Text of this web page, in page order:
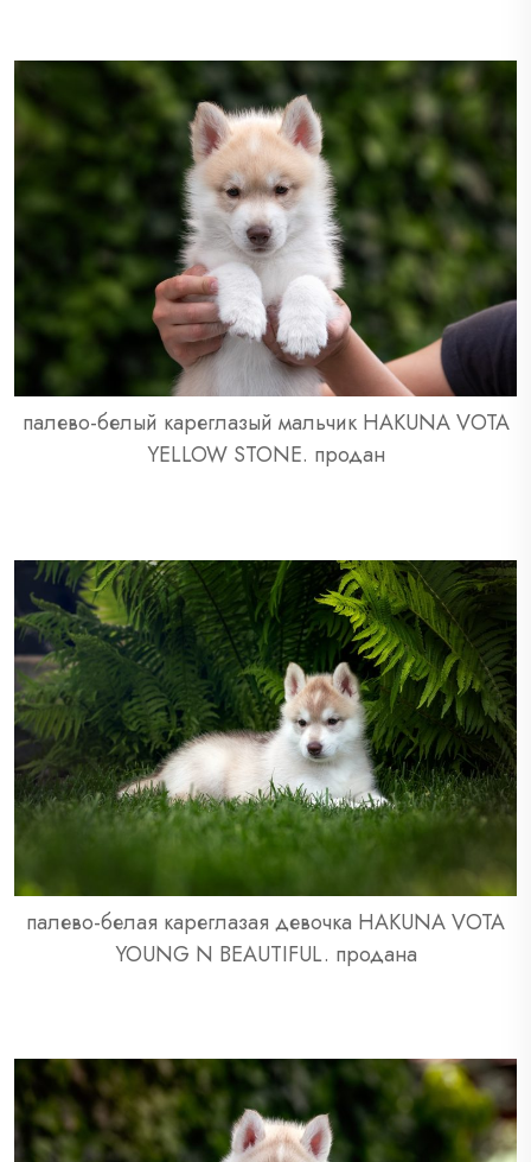
палево-белый кареглазый мальчик HAKUNA VOTA
YELLOW STONE. продан
палево-белая кареглазая девочка HAKUNA VOTA
YOUNG N BEAUTIFUL. продана